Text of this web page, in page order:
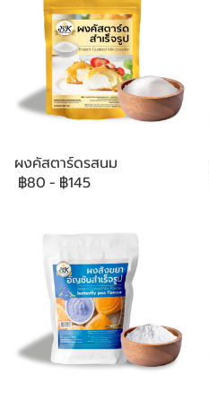
ผงคัสตาร์ดรสนม
฿80 - ฿145